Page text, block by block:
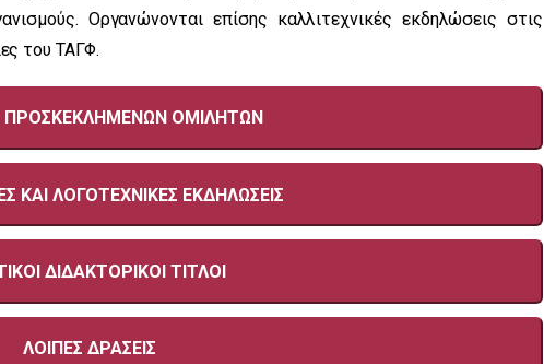
Οργανώνονται επίσης καλλιτεχνικές εκδηλώσεις στις
του ΤΑΓΦ.
ΠΡΟΣΚΕΚΛΗΜΕΝΩΝ ΟΜΙΛΗΤΩΝ
ΚΑΙ ΛΟΓΟΤΕΧΝΙΚΕΣ ΕΚΔΗΛΩΣΕΙΣ
ΔΙΔΑΚΤΟΡΙΚΟΙ ΤΙΤΛΟΙ
ΛΟΙΠΕΣ ΔΡΑΣΕΙΣ